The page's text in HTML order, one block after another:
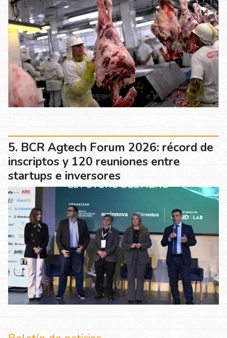
BCR Agtech Forum 2026: récord de
inscriptos y 120 reuniones entre
startups e inversores